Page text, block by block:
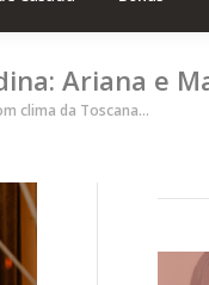
Ariana e
clima da Toscana…